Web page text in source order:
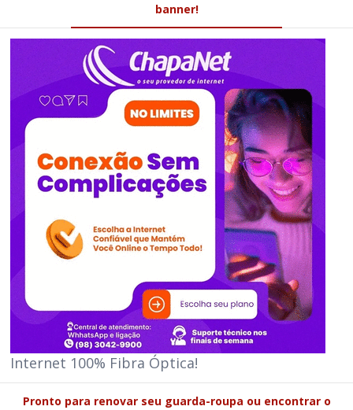
banner!
Internet 100% Fibra Óptica!
Pronto para renovar seu guarda-roupa ou encontrar o